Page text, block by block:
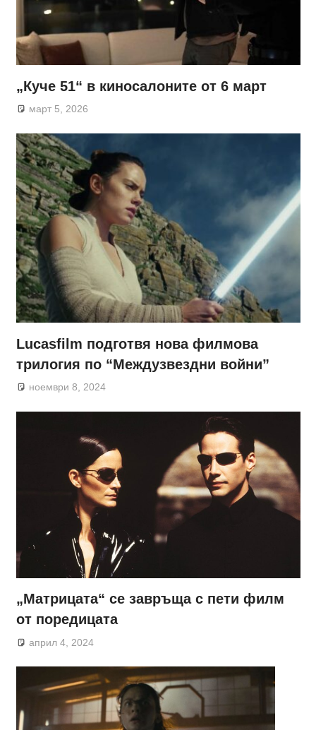
„Куче 51“ в киносалоните от 6 март
март 5, 2026
Lucasfilm подготвя нова филмова
трилогия по “Междузвездни войни”
ноември 8, 2024
„Матрицата“ се завръща с пети филм
от поредицата
април 4, 2024